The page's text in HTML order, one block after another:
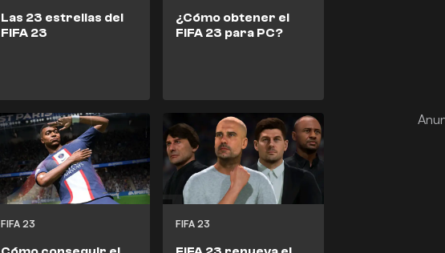
Las 23 estrellas del
FIFA 23
¿Cómo obtener el
FIFA 23 para PC?
FIFA 23 FIFA 23